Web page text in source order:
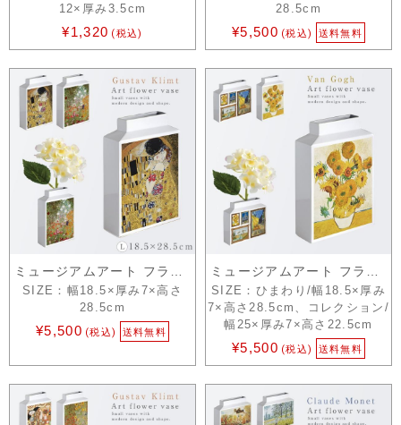
12×厚み3.5cm
¥1,320 (税込)
28.5cm
¥5,500 (税込) 送料無料
SIZE：幅18.5×厚み7×高さ
28.5cm
¥5,500 (税込) 送料無料
SIZE：ひまわり/幅18.5×厚み
7×高さ28.5cm、コレクション/
幅25×厚み7×高さ22.5cm
¥5,500 (税込) 送料無料